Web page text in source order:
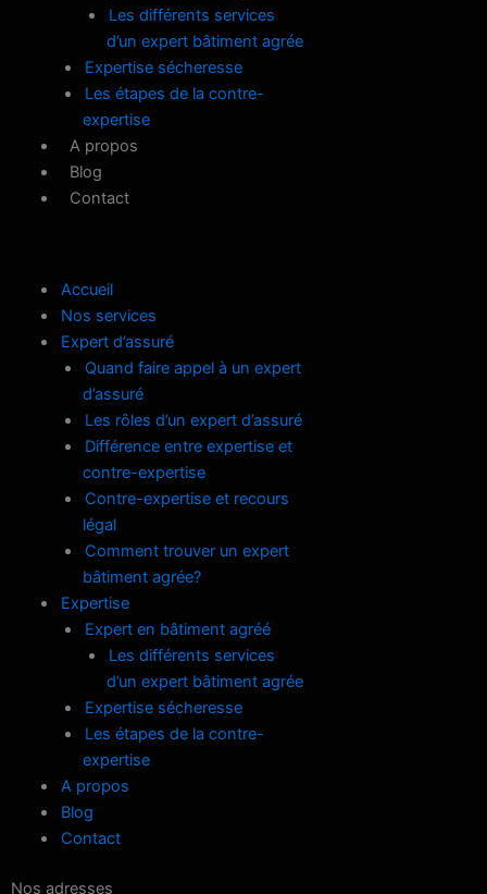
Les différents services
d’un expert bâtiment agrée
Expertise sécheresse
Les étapes de la contre-
expertise
A propos
Blog
Contact
Accueil
Nos services
Expert d’assuré
Quand faire appel à un expert
d’assuré
Les rôles d’un expert d’assuré
Différence entre expertise et
contre-expertise
Contre-expertise et recours
légal
Comment trouver un expert
bâtiment agrée?
Expertise
Expert en bâtiment agréé
Les différents services
d’un expert bâtiment agrée
Expertise sécheresse
Les étapes de la contre-
expertise
A propos
Blog
Contact
Nos adresses